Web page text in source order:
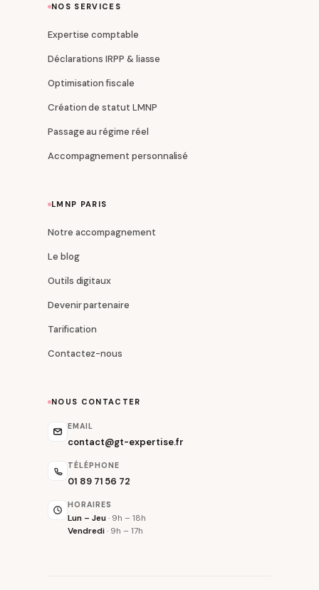
NOS SERVICES
Expertise comptable
Déclarations IRPP & liasse
Optimisation fiscale
Création de statut LMNP
Passage au régime réel
Accompagnement personnalisé
LMNP PARIS
Notre accompagnement
Le blog
Outils digitaux
Devenir partenaire
Tarification
Contactez-nous
NOUS CONTACTER
EMAIL
contact@gt-expertise.fr
TÉLÉPHONE
01 89 71 56 72
HORAIRES
Lun – Jeu· 9h – 18h
Vendredi· 9h – 17h